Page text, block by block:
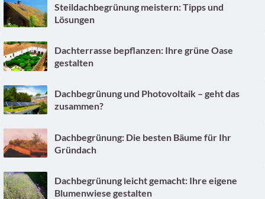
Steildachbegrünung meistern: Tipps und
Lösungen
Dachterrasse bepflanzen: Ihre grüne Oase
gestalten
Dachbegrünung und Photovoltaik – geht das
zusammen?
Dachbegrünung: Die besten Bäume für Ihr
Gründach
Dachbegrünung leicht gemacht: Ihre eigene
Blumenwiese gestalten